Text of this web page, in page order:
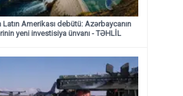
Latın Amerikası debütü: Azərbaycanın
yeni investisiya ünvanı - TƏHLİL